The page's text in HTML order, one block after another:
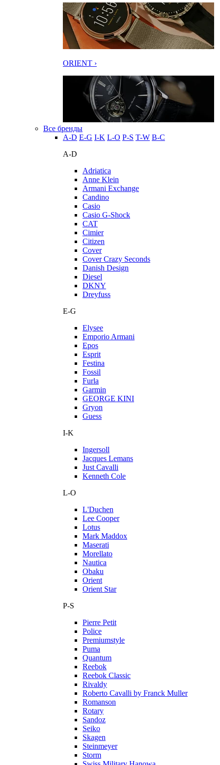
ORIENT ›
Все бренды
A-D E-G I-K L-O P-S T-W В-С
A-D
Adriatica
Anne Klein
Armani Exchange
Candino
Casio
Casio G-Shock
CAT
Cimier
Citizen
Cover
Cover Crazy Seconds
Danish Design
Diesel
DKNY
Dreyfuss
E-G
Elysee
Emporio Armani
Epos
Esprit
Festina
Fossil
Furla
Garmin
GEORGE KINI
Gryon
Guess
I-K
Ingersoll
Jacques Lemans
Just Cavalli
Kenneth Cole
L-O
L'Duchen
Lee Cooper
Lotus
Mark Maddox
Maserati
Morellato
Nautica
Obaku
Orient
Orient Star
P-S
Pierre Petit
Police
Premiumstyle
Puma
Quantum
Reebok
Reebok Classic
Rivaldy
Roberto Cavalli by Franck Muller
Romanson
Rotary
Sandoz
Seiko
Skagen
Steinmeyer
Storm